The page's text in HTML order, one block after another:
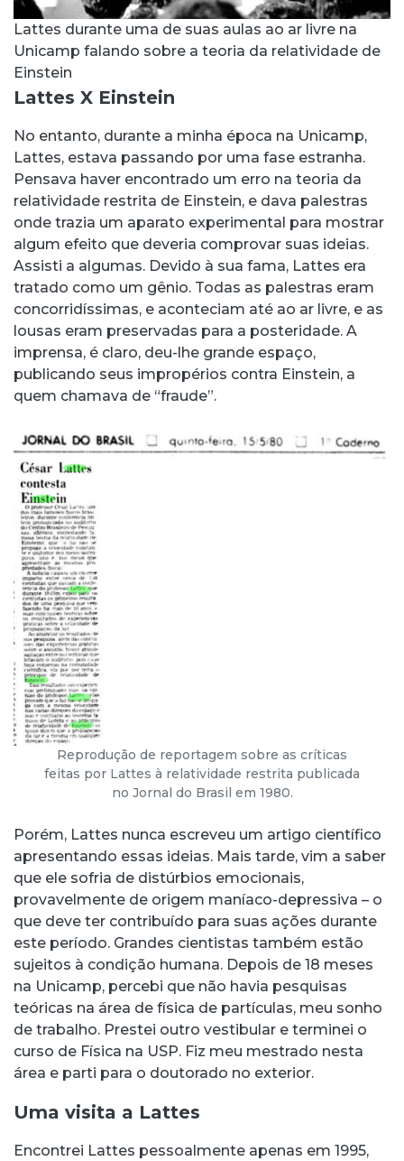
Lattes durante uma de suas aulas ao ar livre na
Unicamp falando sobre a teoria da relatividade de
Einstein
Lattes X Einstein
No entanto, durante a minha época na Unicamp,
Lattes, estava passando por uma fase estranha.
Pensava haver encontrado um erro na teoria da
relatividade restrita de Einstein, e dava palestras
onde trazia um aparato experimental para mostrar
algum efeito que deveria comprovar suas ideias.
Assisti a algumas. Devido à sua fama, Lattes era
tratado como um gênio. Todas as palestras eram
concorridíssimas, e aconteciam até ao ar livre, e as
lousas eram preservadas para a posteridade. A
imprensa, é claro, deu-lhe grande espaço,
publicando seus impropérios contra Einstein, a
quem chamava de “fraude”.
Reprodução de reportagem sobre as críticas
feitas por Lattes à relatividade restrita publicada
no Jornal do Brasil em 1980.
Porém, Lattes nunca escreveu um artigo científico
apresentando essas ideias. Mais tarde, vim a saber
que ele sofria de distúrbios emocionais,
provavelmente de origem maníaco-depressiva – o
que deve ter contribuído para suas ações durante
este período. Grandes cientistas também estão
sujeitos à condição humana. Depois de 18 meses
na Unicamp, percebi que não havia pesquisas
teóricas na área de física de partículas, meu sonho
de trabalho. Prestei outro vestibular e terminei o
curso de Física na USP. Fiz meu mestrado nesta
área e parti para o doutorado no exterior.
Uma visita a Lattes
Encontrei Lattes pessoalmente apenas em 1995,